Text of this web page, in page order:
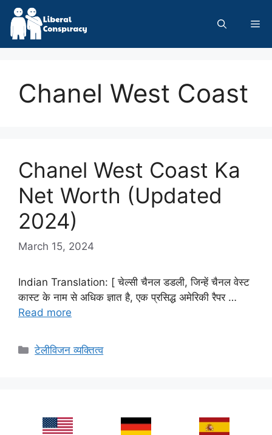
Skip
content
Chanel West Coast
Chanel West Coast Ka
Net Worth (Updated
2024)
March 15, 2024
Indian Translation: [ चेल्सी चैनल डडली, जिन्हें चैनल वेस्ट
कास्ट के नाम से अधिक ज्ञात है, एक प्रसिद्ध अमेरिकी रैपर …
Read more
Categories
टेलीविजन व्यक्तित्व